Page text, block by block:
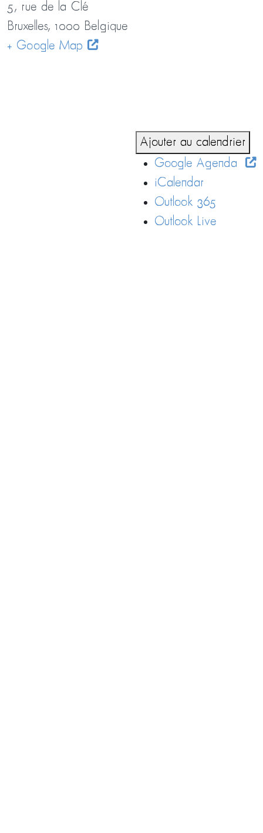
5, rue de la Clé
Bruxelles, 1000 Belgique
+ Google Map
Ajouter au calendrier
Google Agenda
iCalendar
Outlook 365
Outlook Live